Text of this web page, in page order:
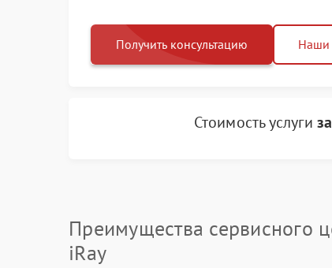
Получить консультацию Наши
Стоимость услуги
Преимущества сервисного
iRay